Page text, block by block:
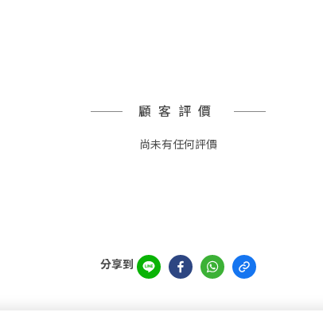
顧客評價
尚未有任何評價
分享到